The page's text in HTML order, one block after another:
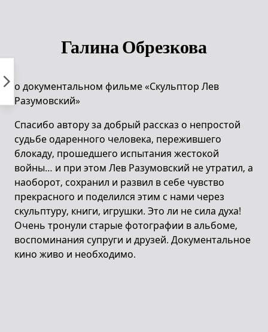
Галина Обрезкова
о документальном фильме «Скульптор Лев
Разумовский»
Спасибо автору за добрый рассказ о непростой
судьбе одаренного человека, пережившего
блокаду, прошедшего испытания жестокой
войны… и при этом Лев Разумовский не утратил, а
наоборот, сохранил и развил в себе чувство
прекрасного и поделился этим с нами через
скульптуру, книги, игрушки. Это ли не сила духа!
Очень тронули старые фотографии в альбоме,
воспоминания супруги и друзей. Документальное
кино живо и необходимо.